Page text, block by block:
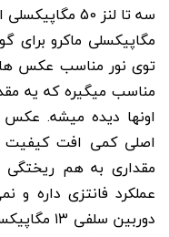
توی نور مناسب عکس
مناسب میگیره که یه
اونها دیده میشه. عکس
اصلی کمی افت کیفیت
مقداری به هم ریختگی
عملکرد فانتزی داره
دوربین